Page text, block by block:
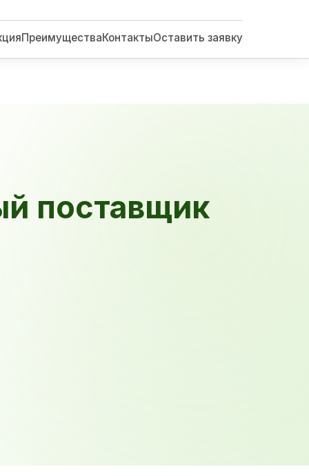
ПреимуществаКонтактыОставить заявку
поставщик